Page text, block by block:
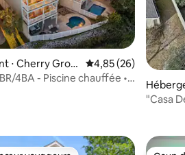
⋅ Cherry Grov
Évaluation moyenne
4,85 (26)
4BA - Piscine chauffée •
"Casa